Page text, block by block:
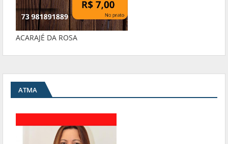
ACARAJÉ DA ROSA
ATMA